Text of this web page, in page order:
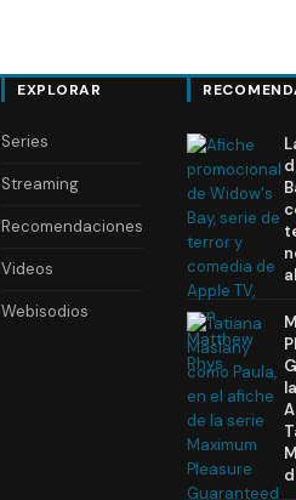
EXPLORAR
Series
Streaming
Recomendaciones
Videos
Webisodios